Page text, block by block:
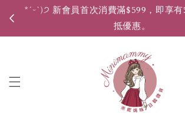
*ˊᵕˋ)੭ 新會員首次消費滿$599，即享
抵優惠。